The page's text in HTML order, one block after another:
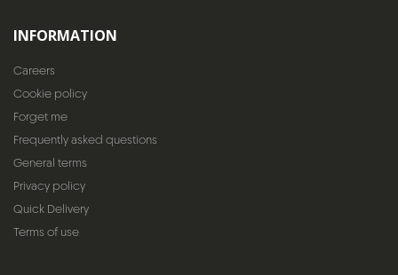
INFORMATION
Careers
Cookie policy
Forget me
Frequently asked questions
General terms
Privacy policy
Quick Delivery
Terms of use